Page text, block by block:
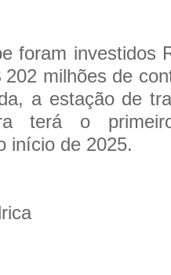
foram investidos
milhões de
a estação de
terá o
início de 2025.